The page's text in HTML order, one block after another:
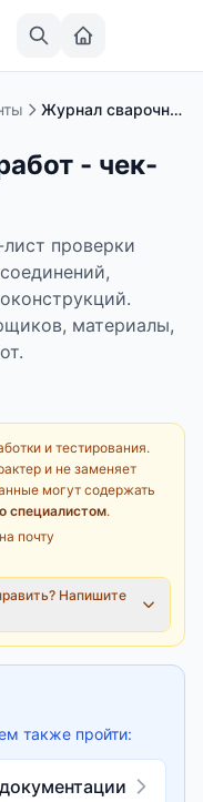
Журнал сварочных работ - чек-лист
- чек-
проверки
материалы,
и тестирования.
и не заменяет
могут содержать
специалистом.
почту
Напишите
также пройти: